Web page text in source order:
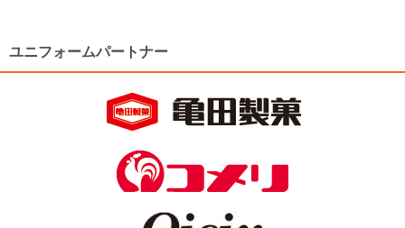
ユニフォームパートナー